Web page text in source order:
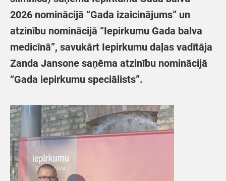
2026 nominācijā “Gada izaicinājums” un
atzinību nominācijā “Iepirkumu Gada balva
medicīnā”, savukārt Iepirkumu daļas vadītāja
Zanda Jansone saņēma atzinību nominācijā
“Gada iepirkumu speciālists”.